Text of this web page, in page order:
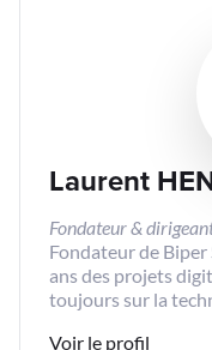
Laurent
Fondateur &
Fondateur de
ans des projets
toujours sur la
Voir le profil